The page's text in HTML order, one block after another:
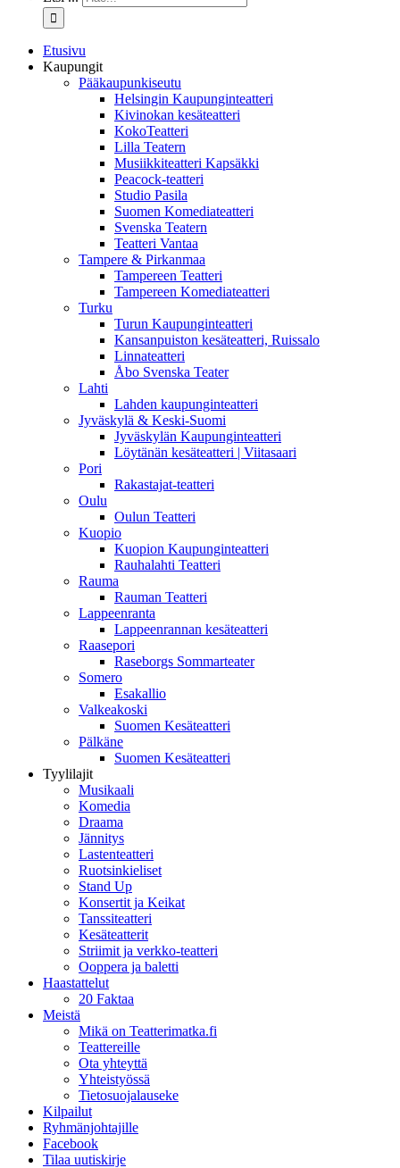
Etusivu
Kaupungit
Pääkaupunkiseutu
Helsingin Kaupunginteatteri
Kivinokan kesäteatteri
KokoTeatteri
Lilla Teatern
Musiikkiteatteri Kapsäkki
Peacock-teatteri
Studio Pasila
Suomen Komediateatteri
Svenska Teatern
Teatteri Vantaa
Tampere & Pirkanmaa
Tampereen Teatteri
Tampereen Komediateatteri
Turku
Turun Kaupunginteatteri
Kansanpuiston kesäteatteri, Ruissalo
Linnateatteri
Åbo Svenska Teater
Lahti
Lahden kaupunginteatteri
Jyväskylä & Keski-Suomi
Jyväskylän Kaupunginteatteri
Löytänän kesäteatteri | Viitasaari
Pori
Rakastajat-teatteri
Oulu
Oulun Teatteri
Kuopio
Kuopion Kaupunginteatteri
Rauhalahti Teatteri
Rauma
Rauman Teatteri
Lappeenranta
Lappeenrannan kesäteatteri
Raasepori
Raseborgs Sommarteater
Somero
Esakallio
Valkeakoski
Suomen Kesäteatteri
Pälkäne
Suomen Kesäteatteri
Tyylilajit
Musikaali
Komedia
Draama
Jännitys
Lastenteatteri
Ruotsinkieliset
Stand Up
Konsertit ja Keikat
Tanssiteatteri
Kesäteatterit
Striimit ja verkko-teatteri
Ooppera ja baletti
Haastattelut
20 Faktaa
Meistä
Mikä on Teatterimatka.fi
Teattereille
Ota yhteyttä
Yhteistyössä
Tietosuojalauseke
Kilpailut
Ryhmänjohtajille
Facebook
Tilaa uutiskirje